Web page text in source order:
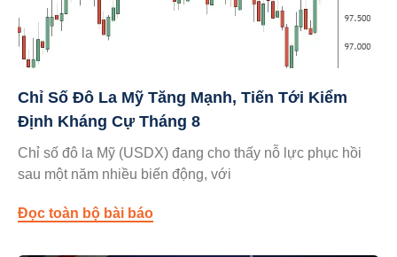
Chỉ Số Đô La Mỹ Tăng Mạnh, Tiến Tới Kiểm
Định Kháng Cự Tháng 8
Chỉ số đô la Mỹ (USDX) đang cho thấy nỗ lực phục hồi
sau một năm nhiều biến động, với
Đọc toàn bộ bài báo